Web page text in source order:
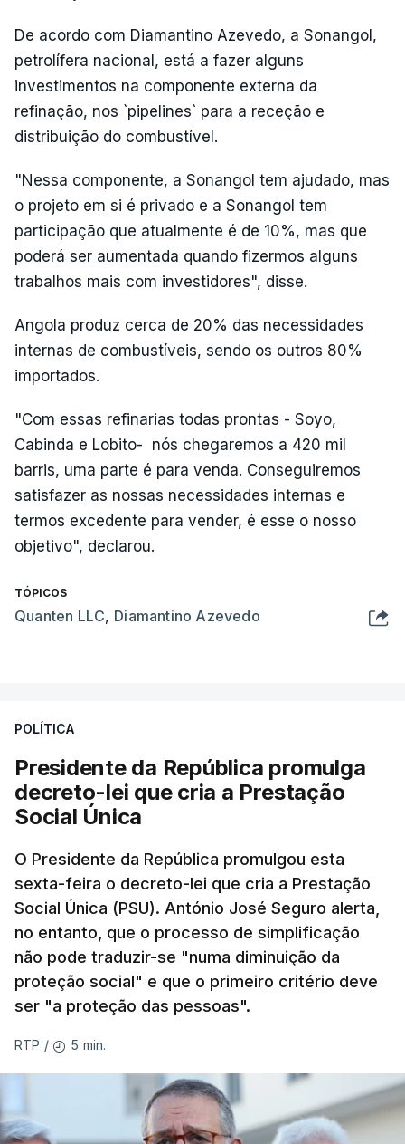
De acordo com Diamantino Azevedo, a Sonangol,
petrolífera nacional, está a fazer alguns
investimentos na componente externa da
refinação, nos `pipelines` para a receção e
distribuição do combustível.
"Nessa componente, a Sonangol tem ajudado, mas
o projeto em si é privado e a Sonangol tem
participação que atualmente é de 10%, mas que
poderá ser aumentada quando fizermos alguns
trabalhos mais com investidores", disse.
Angola produz cerca de 20% das necessidades
internas de combustíveis, sendo os outros 80%
importados.
"Com essas refinarias todas prontas - Soyo,
Cabinda e Lobito- nós chegaremos a 420 mil
barris, uma parte é para venda. Conseguiremos
satisfazer as nossas necessidades internas e
termos excedente para vender, é esse o nosso
objetivo", declarou.
TÓPICOS
Quanten LLC, Diamantino Azevedo
POLÍTICA
Presidente da República promulga
decreto-lei que cria a Prestação
Social Única
O Presidente da República promulgou esta
sexta-feira o decreto-lei que cria a Prestação
Social Única (PSU). António José Seguro alerta,
no entanto, que o processo de simplificação
não pode traduzir-se "numa diminuição da
proteção social" e que o primeiro critério deve
ser "a proteção das pessoas".
RTP / 5 min.